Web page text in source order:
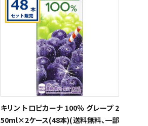
キリン トロピカーナ 100％ グレープ 2
50ml×2ケース(48本)(送料無料、一部